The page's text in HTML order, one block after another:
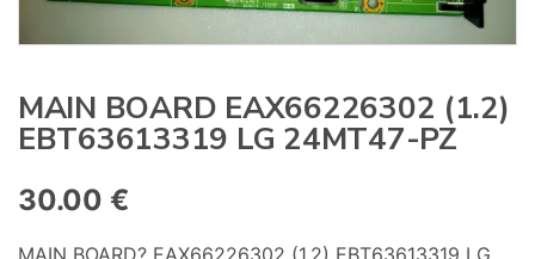
MAIN BOARD EAX66226302 (1.2)
EBT63613319 LG 24MT47-PZ
30.00 €
MAIN BOARD? EAX66226302 (1.2) EBT63613319 LG